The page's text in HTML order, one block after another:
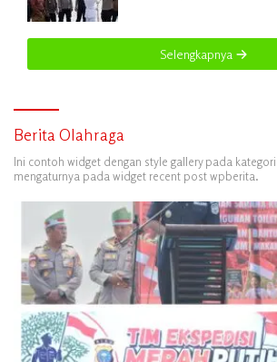
Selengkapnya
Berita Olahraga
Ini contoh widget dengan style gallery pada
mengaturnya pada widget recent post wpberita.